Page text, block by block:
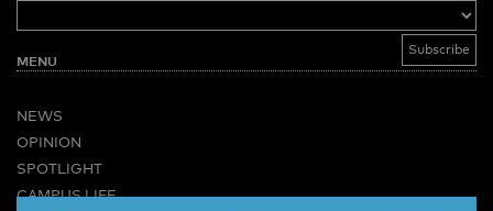
MENU
NEWS
OPINION
SPOTLIGHT
CAMPUS LIFE